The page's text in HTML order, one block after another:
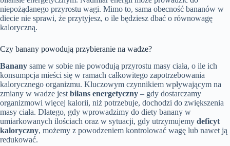
niepożądanego przyrostu wagi. Mimo to, sama obecność bananów w
diecie nie sprawi, że przytyjesz, o ile będziesz dbać o równowagę
kaloryczną.
Czy banany powodują przybieranie na wadze?
Banany same w sobie nie powodują przyrostu masy ciała, o ile ich
konsumpcja mieści się w ramach całkowitego zapotrzebowania
kalorycznego organizmu. Kluczowym czynnikiem wpływającym na
zmiany w wadze jest bilans energetyczny – gdy dostarczamy
organizmowi więcej kalorii, niż potrzebuje, dochodzi do zwiększenia
masy ciała. Dlatego, gdy wprowadzimy do diety banany w
umiarkowanych ilościach oraz w sytuacji, gdy utrzymujemy deficyt
kaloryczny, możemy z powodzeniem kontrolować wagę lub nawet ją
redukować.